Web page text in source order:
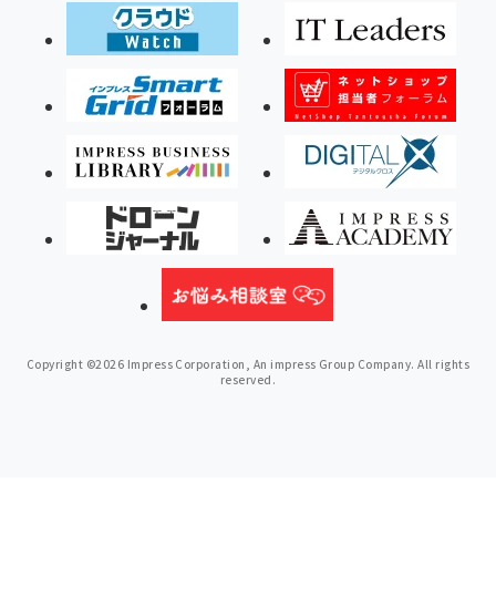
Copyright ©2026 Impress Corporation, An impress Group Company. All rights
reserved.